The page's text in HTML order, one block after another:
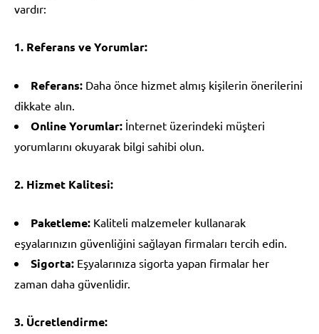
vardır:
1. Referans ve Yorumlar:
Referans: Daha önce hizmet almış kişilerin önerilerini
dikkate alın.
Online Yorumlar: İnternet üzerindeki müşteri
yorumlarını okuyarak bilgi sahibi olun.
2. Hizmet Kalitesi:
Paketleme: Kaliteli malzemeler kullanarak
eşyalarınızın güvenliğini sağlayan firmaları tercih edin.
Sigorta: Eşyalarınıza sigorta yapan firmalar her
zaman daha güvenlidir.
3. Ücretlendirme: